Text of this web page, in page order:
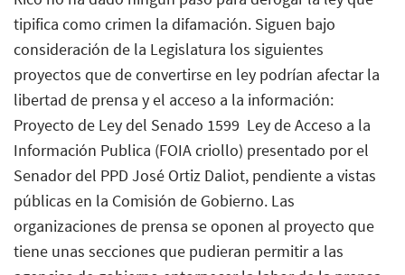
tipifica como crimen la difamación. Siguen bajo
consideración de la Legislatura los siguientes
proyectos que de convertirse en ley podrían afectar la
libertad de prensa y el acceso a la información:
Proyecto de Ley del Senado 1599  Ley de Acceso a la
Información Publica (FOIA criollo) presentado por el
Senador del PPD José Ortiz Daliot, pendiente a vistas
públicas en la Comisión de Gobierno. Las
organizaciones de prensa se oponen al proyecto que
tiene unas secciones que pudieran permitir a las